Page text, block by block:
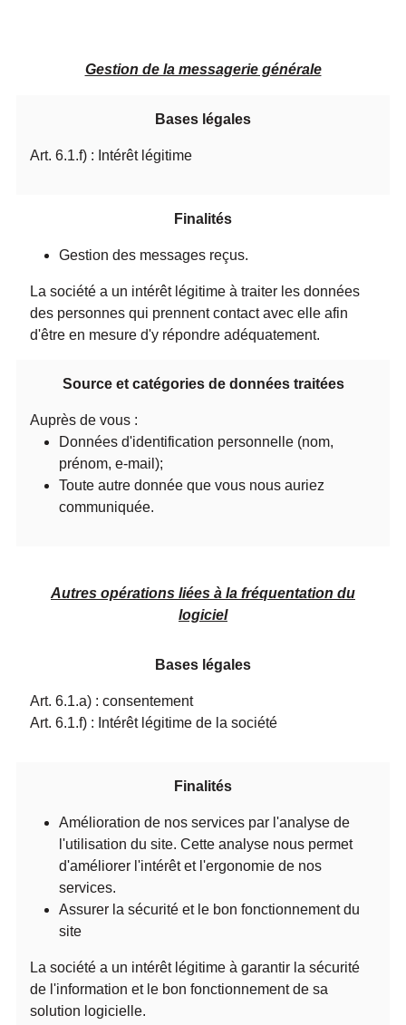
Gestion de la messagerie générale
Bases légales
Art. 6.1.f) : Intérêt légitime
Finalités
Gestion des messages reçus.
La société a un intérêt légitime à traiter les données
des personnes qui prennent contact avec elle afin
d'être en mesure d'y répondre adéquatement.
Source et catégories de données traitées
Auprès de vous :
Données d'identification personnelle (nom,
prénom, e-mail);
Toute autre donnée que vous nous auriez
communiquée.
Autres opérations liées à la fréquentation du
logiciel
Bases légales
Art. 6.1.a) : consentement
Art. 6.1.f) : Intérêt légitime de la société
Finalités
Amélioration de nos services par l'analyse de
l'utilisation du site. Cette analyse nous permet
d'améliorer l'intérêt et l'ergonomie de nos
services.
Assurer la sécurité et le bon fonctionnement du
site
La société a un intérêt légitime à garantir la sécurité
de l'information et le bon fonctionnement de sa
solution logicielle.